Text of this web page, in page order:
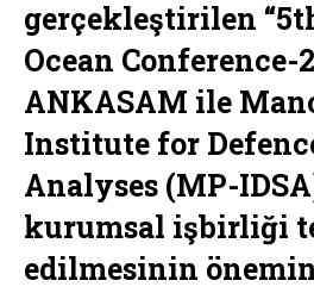
gerçekleştirilen
Ocean Conference-
ANKASAM ile
Institute for
Analyses (MP-
kurumsal işbirliği
edilmesinin